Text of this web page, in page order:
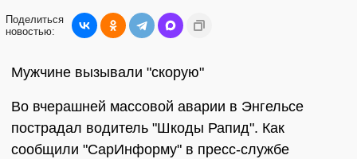
Поделиться
новостью:
Мужчине вызывали "скорую"
Во вчерашней массовой аварии в Энгельсе
пострадал водитель "Шкоды Рапид". Как
сообщили "СарИнформу" в пресс-службе